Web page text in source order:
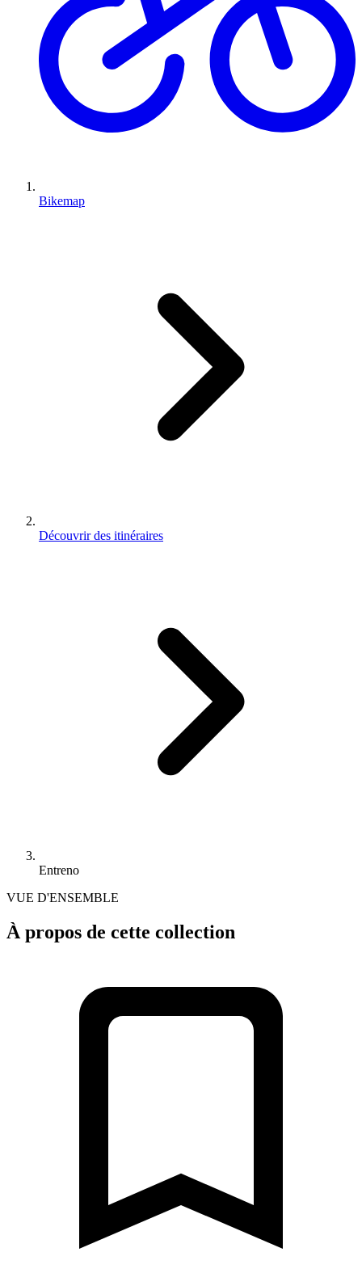
Bikemap
Découvrir des itinéraires
Entreno
VUE D'ENSEMBLE
À propos de cette collection